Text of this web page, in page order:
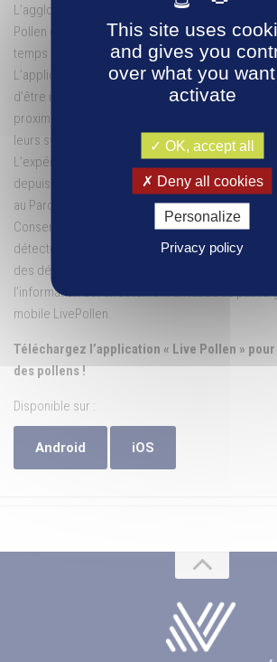
L’agglomération participe à une
Pollen qui permet la collecte d’informations
temps réel.
L’application mobile Live Pollen permet aux
d’être informées immédiatement sur la présence
proximité afin de réduire et d’anticiper les
leurs symptômes.
L’expérimentation est réalisée sur tout le
depuis début 2022, grâce à des premiers
au Parc Omnisports Auvergne-Rhône-Alpes –
Conservatoire et du Pôle Universitaire de Vichy.
détecter les différents pollens présents dans
des détections par une plateforme d’intelligence
l’information est directement diffusée au public
mobile LivePollen.
Téléchargez l’application « Live Pollen »
des pollens !
Disponible sur :
Android iOS
This site uses
and gives you
over what you
activate
OK, accept all
Deny all cookies
Personalize
Privacy policy